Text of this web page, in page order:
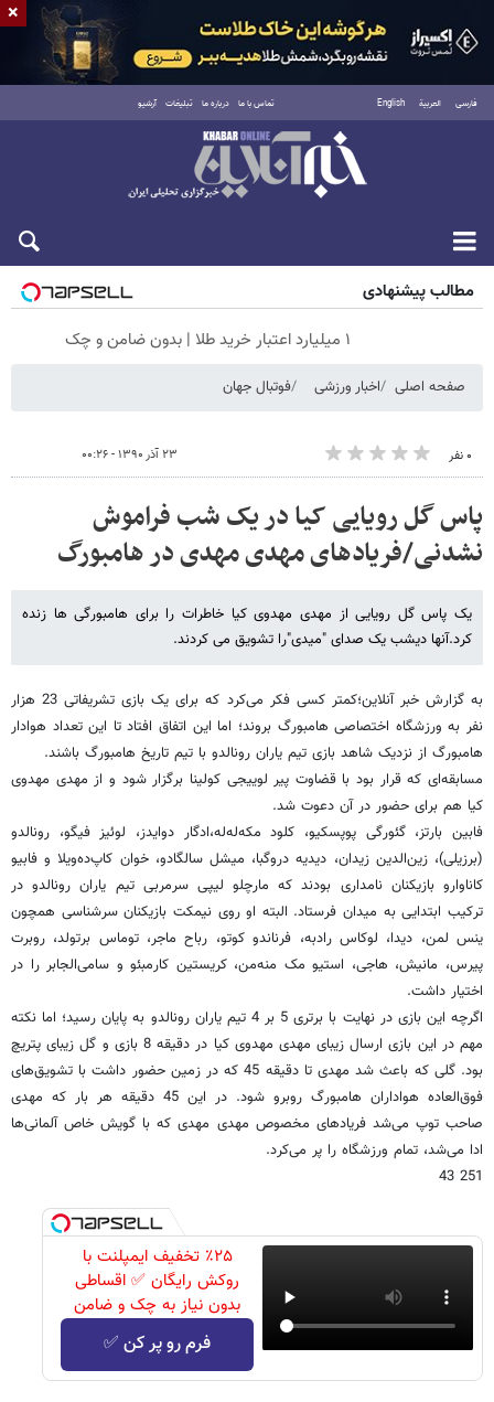
فارسی العربية English تماس با ما درباره ما تبلیغات آرشیو
جمعه ۱۶ مرداد ۱۴۰۵
مطالب پیشنهادی
۱ میلیارد اعتبار خرید طلا | بدون ضامن و چک
صفحه اصلی اخبار ورزشی فوتبال جهان
۰ نفر ۲۳ آذر ۱۳۹۰ - ۰۰:۲۶
پاس گل رویایی کیا در یک شب فراموش
نشدنی/فریادهای مهدی مهدی در هامبورگ
یک پاس گل رویایی از مهدی مهدوی کیا خاطرات را برای هامبورگی ها زنده
کرد.آنها دیشب یک صدای "میدی"را تشویق می کردند.
به گزارش خبر آنلاین؛کمتر کسی فکر می‌کرد که برای یک بازی تشریفاتی 23 هزار
نفر به ورزشگاه اختصاصی هامبورگ بروند؛ اما این اتفاق افتاد تا این تعداد هوادار
هامبورگ از نزدیک شاهد بازی تیم یاران رونالدو با تیم تاریخ هامبورگ باشند.
مسابقه‌ای که قرار بود با قضاوت پیر لوییجی کولینا برگزار شود و از مهدی مهدوی
کیا هم برای حضور در آن دعوت شد.
فابین بارتز، گئورگی پوپسکیو، کلود مکه‌له‌له،ادگار دوایدز، لوئیز فیگو، رونالدو
(برزیلی)، زین‌الدین زیدان، دیدیه دروگبا، میشل سالگادو، خوان کاپ‌ده‌ویلا و فابیو
کاناوارو بازیکنان نامداری بودند که مارچلو لیپی سرمربی تیم یاران رونالدو در
ترکیب ابتدایی به میدان فرستاد. البته او روی نیمکت بازیکنان سرشناسی همچون
ینس لمن، دیدا، لوکاس رادبه، فرناندو کوتو، رباح ماجر، توماس برتولد، روبرت
پیرس، مانیش، هاجی، استیو مک منه‌من، کریستین کارمبئو و سامی‌الجابر را در
اختیار داشت.
اگرچه این بازی در نهایت با برتری 5 بر 4 تیم یاران رونالدو به پایان رسید؛ اما نکته
مهم در این بازی ارسال زیبای مهدی مهدوی کیا در دقیقه 8 بازی و گل زیبای پتریچ
بود. گلی که باعث شد مهدی تا دقیقه 45 که در زمین حضور داشت با تشویق‌های
فوق‌العاده هواداران هامبورگ روبرو شود. در این 45 دقیقه هر بار که مهدی
صاحب توپ می‌شد فریادهای مخصوص مهدی مهدی که با گویش خاص آلمانی‌ها
ادا می‌شد، تمام ورزشگاه را پر می‌کرد.
251 43
٪۲۵ تخفیف ایمپلنت با
روکش رایگان ✅ اقساطی
بدون نیاز به چک و ضامن
فرم رو پر کن ✅
×